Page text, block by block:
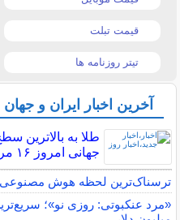
قیمت تبلت
تیتر روزنامه ها
آخرین اخبار ایران و جهان
طلا به بالاترین
جهانی امروز ۱۶ مرداد ۱۴۰۵
ترسناک‌ترین لحظه هوش مصنوعی /